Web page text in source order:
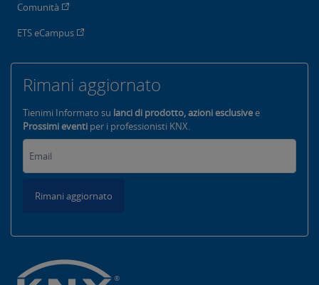
Comunità
ETS eCampus
Rimani aggiornato
Tienimi Informato su lanci di prodotto, azioni esclusivee
Prossimi eventi per i professionisti KNX.
Rimani aggiornato